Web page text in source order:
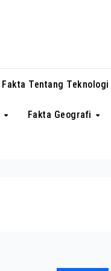
Fakta Tentang Teknologi
Fakta Geografi